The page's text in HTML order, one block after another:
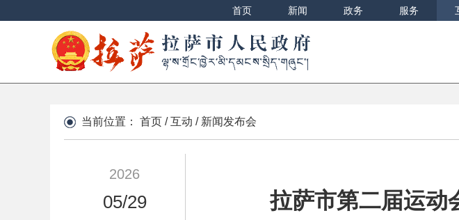
首页 新闻 政务 服务
当前位置： 首页 /互动 / 新闻发布会
2026
05/29 拉萨市第二届运动